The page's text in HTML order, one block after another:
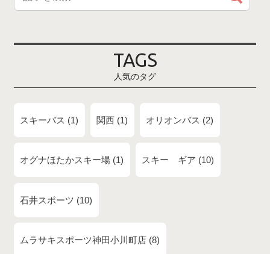
TAGS
人気のタグ
スキーバス 1 関西 1 オリオンバス 2
オグナほたかスキー場 1 スキー ギア 10
石井スポーツ 10
ムラサキスポーツ神田小川町店 8